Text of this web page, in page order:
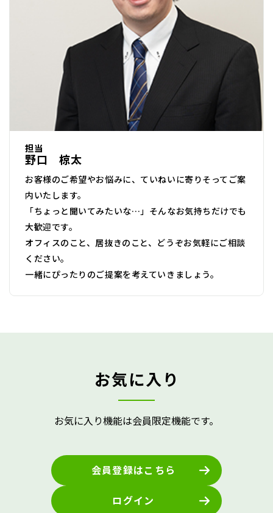
担当
野口 椋太
お客様のご希望やお悩みに、ていねいに寄りそってご案
内いたします。
「ちょっと聞いてみたいな…」そんなお気持ちだけでも
大歓迎です。
オフィスのこと、居抜きのこと、どうぞお気軽にご相談
ください。
一緒にぴったりのご提案を考えていきましょう。
お気に入り
お気に入り機能は会員限定機能です。
会員登録はこちら
ログイン